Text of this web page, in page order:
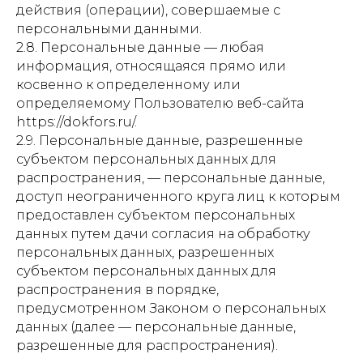
действия (операции), совершаемые с
персональными данными.
2.8. Персональные данные — любая
информация, относящаяся прямо или
косвенно к определенному или
определяемому Пользователю веб-сайта
https://dokfors.ru/.
2.9. Персональные данные, разрешенные
субъектом персональных данных для
распространения, — персональные данные,
доступ неограниченного круга лиц к которым
предоставлен субъектом персональных
данных путем дачи согласия на обработку
персональных данных, разрешенных
субъектом персональных данных для
распространения в порядке,
предусмотренном Законом о персональных
данных (далее — персональные данные,
разрешенные для распространения).